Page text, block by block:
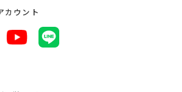
カウント